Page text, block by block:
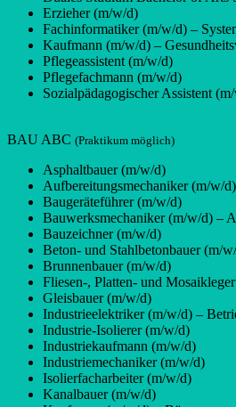
Erzieher (m/w/d)
Fachinformatiker (m/w/d) –
Kaufmann (m/w/d) –
Pflegeassistent (m/w/d)
Pflegefachmann (m/w/d)
Sozialpädagogischer Assistent
BAU ABC (Praktikum möglich)
Asphaltbauer (m/w/d)
Aufbereitungsmechaniker (m/w/
Baugeräteführer (m/w/d)
Bauwerksmechaniker (m/w/d) –
Bauzeichner (m/w/d)
Beton- und Stahlbetonbauer (m/
Brunnenbauer (m/w/d)
Fliesen-, Platten- und
Gleisbauer (m/w/d)
Industrieelektriker (m/w/d) –
Industrie-Isolierer (m/w/d)
Industriekaufmann (m/w/d)
Industriemechaniker (m/w/d)
Isolierfacharbeiter (m/w/d)
Kanalbauer (m/w/d)